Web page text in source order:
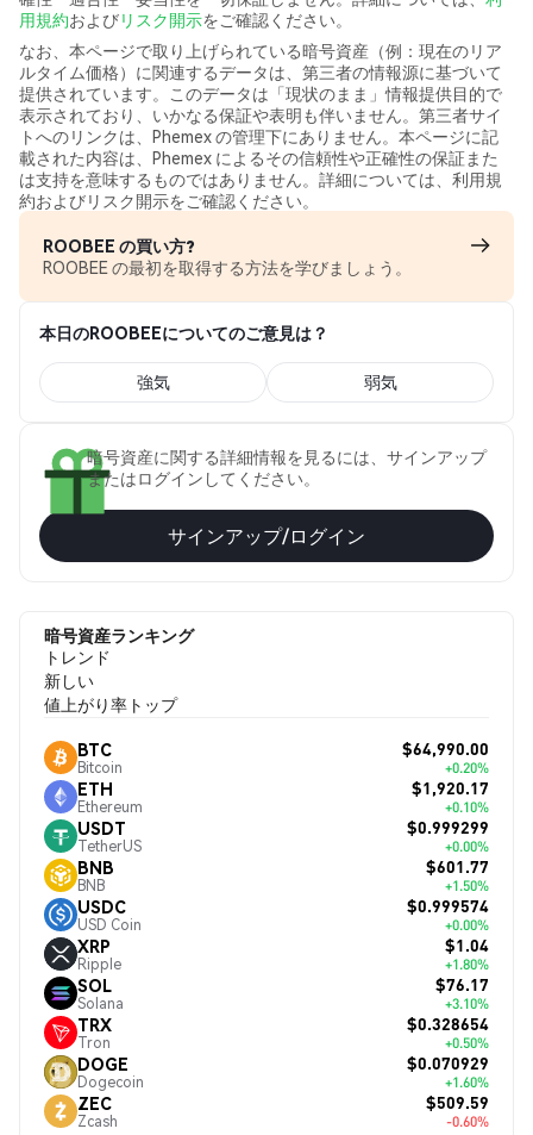
用規約およびリスク開示をご確認ください。
なお、本ページで取り上げられている暗号資産（例：現在のリア
ルタイム価格）に関連するデータは、第三者の情報源に基づいて
提供されています。このデータは「現状のまま」情報提供目的で
表示されており、いかなる保証や表明も伴いません。第三者サイ
トへのリンクは、Phemex の管理下にありません。本ページに記
載された内容は、Phemex によるその信頼性や正確性の保証また
は支持を意味するものではありません。詳細については、利用規
約およびリスク開示をご確認ください。
ROOBEE の買い方?
ROOBEE の最初を取得する方法を学びましょう。
本日のROOBEEについてのご意見は？
強気 弱気
暗号資産に関する詳細情報を見るには、サインアップ
またはログインしてください。
サインアップ/ログイン
暗号資産ランキング
トレンド
新しい
値上がり率トップ
BTC
Bitcoin
$64,990.00
+0.20%
ETH
Ethereum
$1,920.17
+0.10%
USDT
TetherUS
$0.999299
+0.00%
BNB
BNB
$601.77
+1.50%
USDC
USD Coin
$0.999574
+0.00%
XRP
Ripple
$1.04
+1.80%
SOL
Solana
$76.17
+3.10%
TRX
Tron
$0.328654
+0.50%
DOGE
Dogecoin
$0.070929
+1.60%
ZEC
Zcash
$509.59
-0.60%